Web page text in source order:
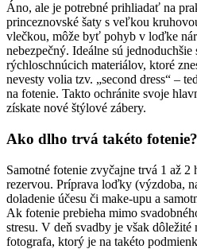
Áno, ale je potrebné prihliadať na
princeznovské šaty s veľkou
vlečkou, môže byť pohyb v loďke
nebezpečný. Ideálne sú
rýchloschnúcich materiálov, ktoré
nevesty volia tzv. „second dress“ –
na fotenie. Takto ochránite svoje
získate nové štýlové zábery.
Ako dlho trvá takéto fotenie?
Samotné fotenie zvyčajne trvá 1 až
rezervou. Príprava loďky (výzdoba,
doladenie účesu či make-upu a
Ak fotenie prebieha mimo
stresu. V deň svadby je však dôležité
fotografa, ktorý je na takéto